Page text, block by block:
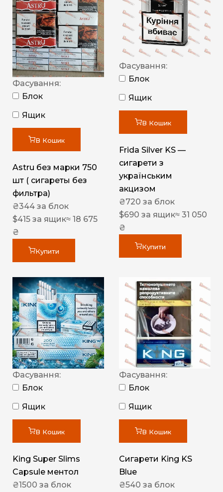
Фасування:
Блок
Ящик
В Кошик
Astru без марки 750
шт ( сигареты без
фильтра)
₴344 за блок
$415 за ящик≈ 18 675
₴
Купити
Фасування:
Блок
Ящик
В Кошик
Frida Silver KS —
сигарети з
українським
акцизом
₴720 за блок
$690 за ящик≈ 31 050
₴
Купити
Фасування:
Блок
Ящик
В Кошик
King Super Slims
Capsule ментол
₴1500 за блок
Фасування:
Блок
Ящик
В Кошик
Сигарети King KS
Blue
₴540 за блок